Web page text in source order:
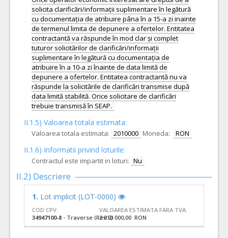
solicita clarificări/informații suplimentare în legătură
cu documentația de atribuire pâna în a 15-a zi inainte
de termenul limita de depunere a ofertelor. Entitatea
contractantă va răspunde în mod clar și complet
tuturor solicitărilor de clarificări/informații
suplimentare în legătură cu documentația de
atribuire în a 10-a zi înainte de data limită de
depunere a ofertelor. Entitatea contractantă nu va
răspunde la solicitările de clarificări transmise după
data limită stabilită. Orice solicitare de clarificări
trebuie transmisă în SEAP.
II.1.5) Valoarea totala estimata:
Valoarea totala estimata: 2010000 Moneda: RON
II.1.6) Informatii privind loturile:
Contractul este impartit in loturi: Nu
II.2) Descriere
1. Lot implicit (LOT-0000)
COD CPV:
34947100-8 - Traverse (Rev.2)
VALOAREA ESTIMATA FARA TVA:
2.010.000,00 RON